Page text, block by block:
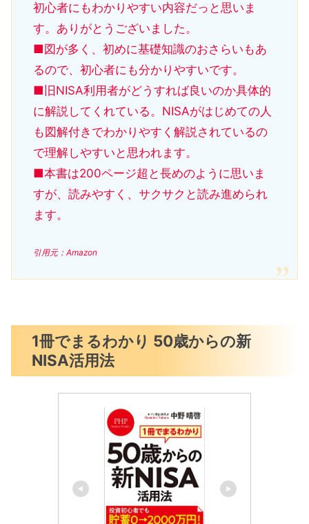
初心者にもわかりやすい内容だっと思いま
す。ありがとうございました。
■図が多く、初めに基礎知識のおさらいもあ
るので、初心者にも分かりやすいです。
■旧NISA利用者がどうすれば良いのか具体的
に解説してくれている。NISAがはじめての人
も図解付きでわかりやすく解説されているの
で理解しやすいと思われます。
■本書は200ページ超と長めのように思いま
すが、読みやすく、サクサクと読み進められ
ます。
引用元：Amazon
1冊でまるわかり 50歳からの新
NISA活用法